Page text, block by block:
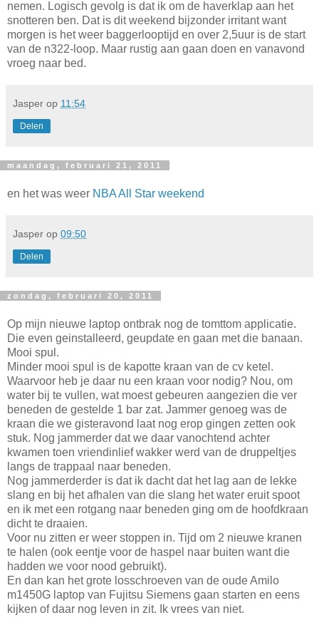
nemen. Logisch gevolg is dat ik om de haverklap aan het
snotteren ben. Dat is dit weekend bijzonder irritant want
morgen is het weer baggerlooptijd en over 2,5uur is de start
van de n322-loop. Maar rustig aan gaan doen en vanavond
vroeg naar bed.
Jasper op 11:54
Delen
maandag, februari 21, 2011
en het was weer NBA All Star weekend
Jasper op 09:50
Delen
zondag, februari 20, 2011
Op mijn nieuwe laptop ontbrak nog de tomttom applicatie.
Die even geinstalleerd, geupdate en gaan met die banaan.
Mooi spul.
Minder mooi spul is de kapotte kraan van de cv ketel.
Waarvoor heb je daar nu een kraan voor nodig? Nou, om
water bij te vullen, wat moest gebeuren aangezien die ver
beneden de gestelde 1 bar zat. Jammer genoeg was de
kraan die we gisteravond laat nog erop gingen zetten ook
stuk. Nog jammerder dat we daar vanochtend achter
kwamen toen vriendinlief wakker werd van de druppeltjes
langs de trappaal naar beneden.
Nog jammerderder is dat ik dacht dat het lag aan de lekke
slang en bij het afhalen van die slang het water eruit spoot
en ik met een rotgang naar beneden ging om de hoofdkraan
dicht te draaien.
Voor nu zitten er weer stoppen in. Tijd om 2 nieuwe kranen
te halen (ook eentje voor de haspel naar buiten want die
hadden we voor nood gebruikt).
En dan kan het grote losschroeven van de oude Amilo
m1450G laptop van Fujitsu Siemens gaan starten en eens
kijken of daar nog leven in zit. Ik vrees van niet.